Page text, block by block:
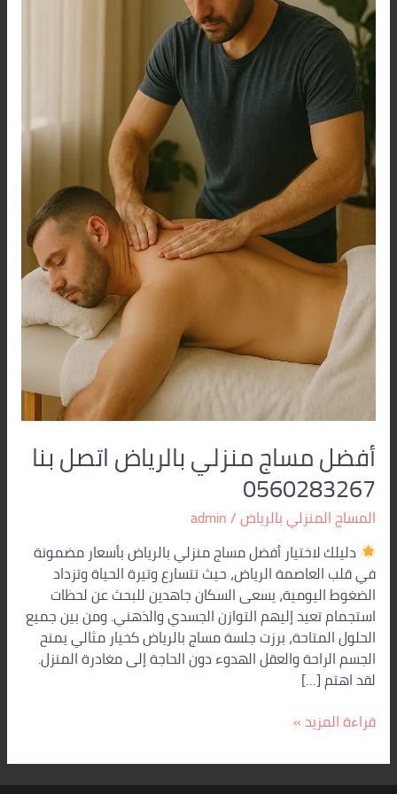
أفضل مساج منزلي بالرياض اتصل بنا
0560283267
المساج المنزلي بالرياض/
admin
دليلك لاختيار أفضل مساج منزلي بالرياض بأسعار مضمونة
في قلب العاصمة الرياض، حيث تتسارع وتيرة الحياة وتزداد
الضغوط اليومية، يسعى السكان جاهدين للبحث عن لحظات
استجمام تعيد إليهم التوازن الجسدي والذهني. ومن بين جميع
الحلول المتاحة، برزت جلسة مساج بالرياض كخيار مثالي يمنح
الجسم الراحة والعقل الهدوء دون الحاجة إلى مغادرة المنزل.
لقد اهتم […]
0560283267
قراءة المزيد »